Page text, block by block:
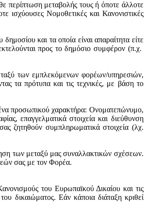
περίπτωση μεταβολής τους ή όποτε άλλοτε
Νομοθετικές και Κανονιστικές
και τα οποία είναι απαραίτητα είτε
προς το δημόσιο συμφέρον (π.χ.
των εμπλεκόμενων φορέων/υπηρεσιών,
τα πρότυπα και τις τεχνικές, με βάση το
προσωπικού χαρακτήρα: Ονοματεπώνυμο,
επαγγελματικά στοιχεία και διεύθυνση
ζητηθούν συμπληρωματικά στοιχεία (λχ.
των μεταξύ μας συναλλακτικών σχέσεων.
σας με τον Φορέα.
του Ευρωπαϊκού Δικαίου και τις
δικαιώματος. Εάν κάποια διάταξη κριθεί